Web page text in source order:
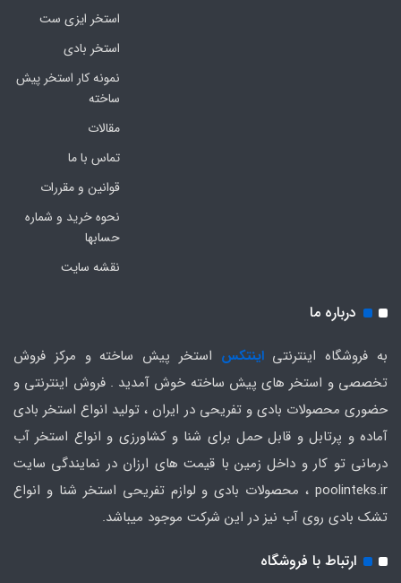
استخر ایزی ست
استخر بادی
نمونه کار استخر پیش
ساخته
مقالات
تماس با ما
قوانین و مقررات
نحوه خرید و شماره
حسابها
نقشه سایت
درباره ما
به فروشگاه اینترنتیاینتکس استخر پیش ساخته و مرکز فروش
تخصصی و استخر های پیش ساخته خوش آمدید . فروش اینترنتی و
حضوری محصولات بادی و تفریحی در ایران ، تولید انواع استخر بادی
آماده و پرتابل و قابل حمل برای شنا و کشاورزی و انواع استخر آب
درمانی تو کار و داخل زمین با قیمت های ارزان در نمایندگی سایت
poolinteks.ir ، محصولات بادی و لوازم تفریحی استخر شنا و انواع
تشک بادی روی آب نیز در این شرکت موجود میباشد.
ارتباط با فروشگاه